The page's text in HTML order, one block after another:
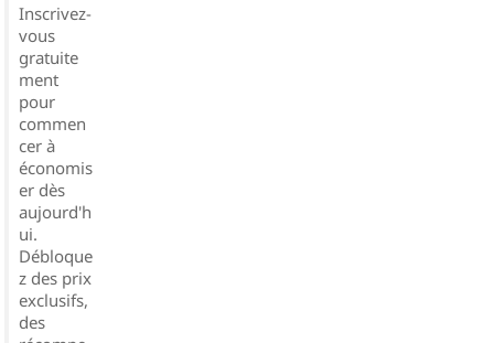
Inscrivez-
vous
gratuite
ment
pour
commen
cer à
économis
er dès
aujourd'h
ui.
Débloque
z des prix
exclusifs,
des